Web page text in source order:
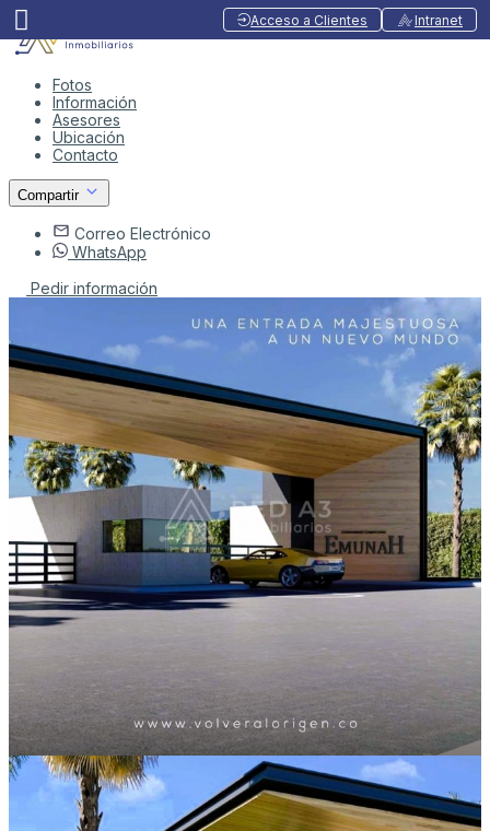
Acceso a Clientes Intranet
Fotos
Información
Asesores
Ubicación
Contacto
Compartir
Correo Electrónico
WhatsApp
Pedir información